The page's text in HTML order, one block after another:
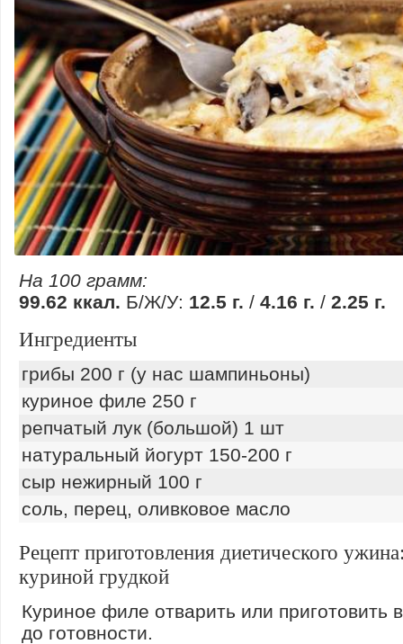
На 100 грамм:
99.62 ккал. Б/Ж/У: 12.5 г. / 4.16 г. / 2.25 г.
Ингредиенты
грибы 200 г (у нас шампиньоны)
куриное филе 250 г
репчатый лук (большой) 1 шт
натуральный йогурт 150-200 г
сыр нежирный 100 г
соль, перец, оливковое масло
Рецепт приготовления диетического
куриной грудкой
Куриное филе отварить или приготовить
до готовности.